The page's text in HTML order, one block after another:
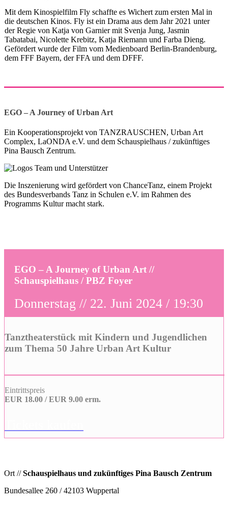
Mit dem Kinospielfilm Fly schaffte es Wichert zum ersten Mal in
die deutschen Kinos. Fly ist ein Drama aus dem Jahr 2021 unter
der Regie von Katja von Garnier mit Svenja Jung, Jasmin
Tabatabai, Nicolette Krebitz, Katja Riemann und Farba Dieng.
Gefördert wurde der Film vom Medienboard Berlin-Brandenburg,
dem FFF Bayern, der FFA und dem DFFF.
EGO – A Journey of Urban Art
Ein Kooperationsprojekt von TANZRAUSCHEN, Urban Art
Complex, LaONDA e.V. und dem Schauspielhaus / zukünftiges
Pina Bausch Zentrum.
Die Inszenierung wird gefördert von ChanceTanz, einem Projekt
des Bundesverbands Tanz in Schulen e.V. im Rahmen des
Programms Kultur macht stark.
EGO – A Journey of Urban Art //
Schauspielhaus / PBZ Foyer
Donnerstag // 22. Juni 2024 / 19:30
Tanztheaterstück mit Kindern und Jugendlichen
zum Thema 50 Jahre Urban Art Kultur
Eintrittspreis
EUR 18.00 / EUR 9.00 erm.
Ort //Schauspielhaus und zukünftiges Pina Bausch Zentrum
Bundesallee 260 / 42103 Wuppertal